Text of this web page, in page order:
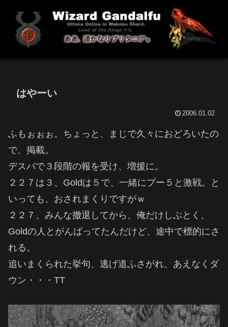
はやーい
2006.01.02
ふもぉぉぉ。ちょっと、まじで久々におどろいたの
で、掲載。
デスパで３段階の報を受け、増援に。
２２７は３、Goldは５で、一緒にプー５と激戦。と
いっても、おされまくりですがｗ
２２７、みんな撤退してから、俺だけしぶとく、
Goldの人とがんばってたんだけど、途中で標的にさ
れる。
追いまくられた挙句、逃げ道ふさがれ、あえなくダ
ウン・・・TT